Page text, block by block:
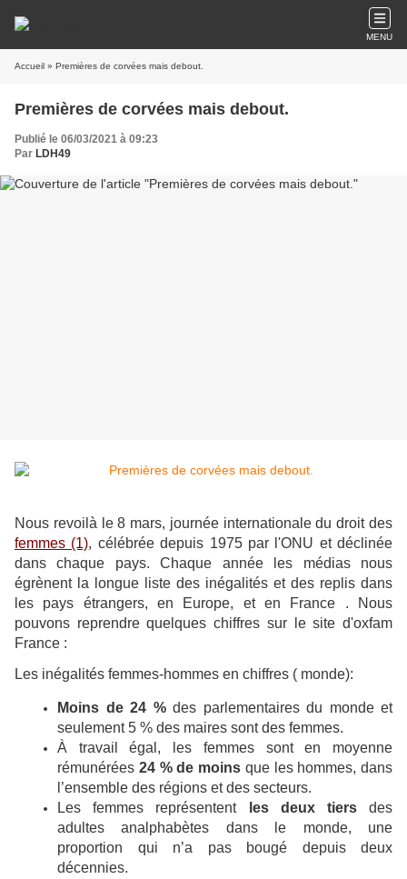
MENU
Accueil » Premières de corvées mais debout.
Premières de corvées mais debout.
Publié le 06/03/2021 à 09:23
Par LDH49
Nous revoilà le 8 mars, journée internationale du droit des
femmes (1), célébrée depuis 1975 par l'ONU et déclinée
dans chaque pays. Chaque année les médias nous
égrènent la longue liste des inégalités et des replis dans
les pays étrangers, en Europe, et en France . Nous
pouvons reprendre quelques chiffres sur le site d'oxfam
France :
Les inégalités femmes-hommes en chiffres ( monde):
Moins de 24 %des parlementaires du monde et
seulement 5 % des maires sont des femmes.
À travail égal, les femmes sont en moyenne
rémunérées 24 % de moins que les hommes, dans
l’ensemble des régions et des secteurs.
Les femmes représentent
les deux tiersdes
adultes analphabètes dans le monde, une
proportion qui n’a pas bougé depuis deux
décennies.